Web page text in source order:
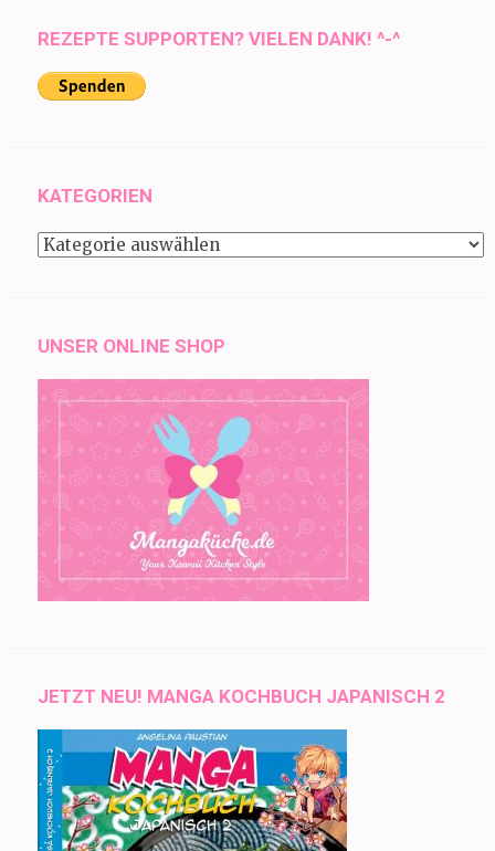
REZEPTE SUPPORTEN? VIELEN DANK! ^-^
KATEGORIEN
Kategorien
UNSER ONLINE SHOP
JETZT NEU! MANGA KOCHBUCH JAPANISCH 2